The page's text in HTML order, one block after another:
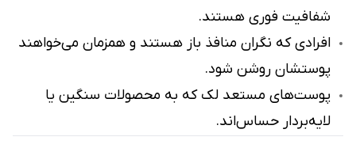
شفافیت فوری هستند.
افرادی که نگران منافذ باز هستند و همزمان می‌خواهند
پوستشان روشن شود.
پوست‌های مستعد لک که به محصولات سنگین یا
لایه‌بردار حساس‌اند.